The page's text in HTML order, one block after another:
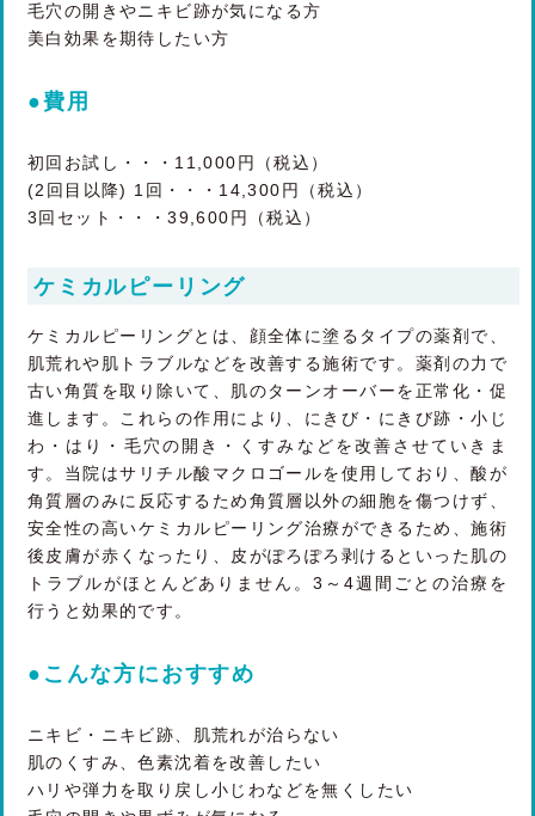
毛穴の開きやニキビ跡が気になる方
美白効果を期待したい方
●費用
初回お試し・・・11,000円（税込）
(2回目以降) 1回・・・14,300円（税込）
3回セット・・・39,600円（税込）
ケミカルピーリング
ケミカルピーリングとは、顔全体に塗るタイプの薬剤で、
肌荒れや肌トラブルなどを改善する施術です。薬剤の力で
古い角質を取り除いて、肌のターンオーバーを正常化・促
進します。これらの作用により、にきび・にきび跡・小じ
わ・はり・毛穴の開き・くすみなどを改善させていきま
す。当院はサリチル酸マクロゴールを使用しており、酸が
角質層のみに反応するため角質層以外の細胞を傷つけず、
安全性の高いケミカルピーリング治療ができるため、施術
後皮膚が赤くなったり、皮がぽろぽろ剥けるといった肌の
トラブルがほとんどありません。3～4週間ごとの治療を
行うと効果的です。
●こんな方におすすめ
ニキビ・ニキビ跡、肌荒れが治らない
肌のくすみ、色素沈着を改善したい
ハリや弾力を取り戻し小じわなどを無くしたい